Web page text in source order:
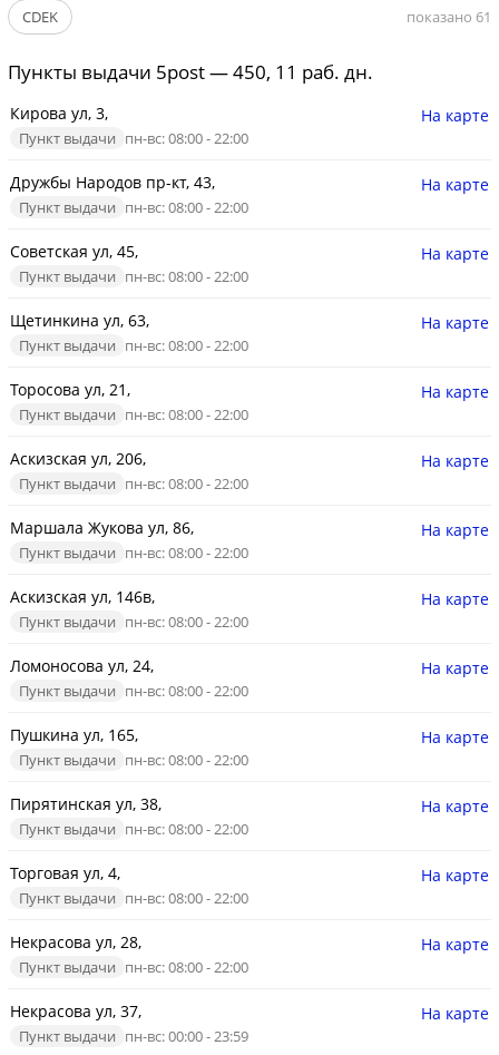
CDEK
показано 61
Пункты выдачи 5post — 450, 11 раб. дн.
Кирова ул, 3,
Пункт выдачи пн-вс: 08:00 - 22:00
На карте
Дружбы Народов пр-кт, 43,
Пункт выдачи пн-вс: 08:00 - 22:00
На карте
Советская ул, 45,
Пункт выдачи пн-вс: 08:00 - 22:00
На карте
Щетинкина ул, 63,
Пункт выдачи пн-вс: 08:00 - 22:00
На карте
Торосова ул, 21,
Пункт выдачи пн-вс: 08:00 - 22:00
На карте
Аскизская ул, 206,
Пункт выдачи пн-вс: 08:00 - 22:00
На карте
Маршала Жукова ул, 86,
Пункт выдачи пн-вс: 08:00 - 22:00
На карте
Аскизская ул, 146в,
Пункт выдачи пн-вс: 08:00 - 22:00
На карте
Ломоносова ул, 24,
Пункт выдачи пн-вс: 08:00 - 22:00
На карте
Пушкина ул, 165,
Пункт выдачи пн-вс: 08:00 - 22:00
На карте
Пирятинская ул, 38,
Пункт выдачи пн-вс: 08:00 - 22:00
На карте
Торговая ул, 4,
Пункт выдачи пн-вс: 08:00 - 22:00
На карте
Некрасова ул, 28,
Пункт выдачи пн-вс: 08:00 - 22:00
На карте
Некрасова ул, 37,
Пункт выдачи пн-вс: 00:00 - 23:59
На карте